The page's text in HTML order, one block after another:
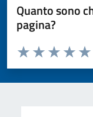
Quanto sono
pagina?
Valuta da 1 a 5 stelle la
Valuta
Valuta 3
Valuta 2 stelle
Valuta 1 stelle su 5